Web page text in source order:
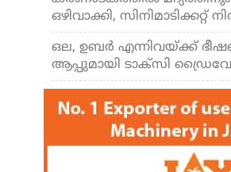
ഒഴിവാക്കി, സിനിമാടിക്കറ്റ്
ഒല, ഉബര്‍ എന്നിവയ്ക്ക്
ആപ്പുമായി ടാക്‌സി